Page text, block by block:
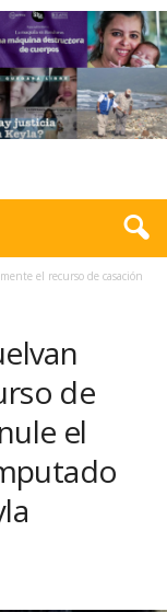
el recurso de casación
de
el